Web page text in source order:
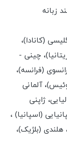
(کانادا)،
چینی -
(فرانسه)،
آلمانی
ژاپنی
(اسپانیا) ،
هلندی (بلژیک)،